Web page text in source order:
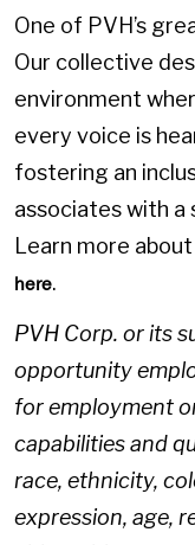
One of PVH’s
Our collective
environment
every voice is
fostering an
associates with a
Learn more
here.
PVH Corp. or its
opportunity
for employment
capabilities and
race, ethnicity,
expression, age,